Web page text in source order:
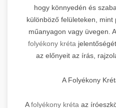
hogy könnyedén és
különböző felületeken, mint
műanyagon vagy üvegen.
folyékony kréta
az előnyeit az írás,
A Folyékony
Afolyékony kréta az